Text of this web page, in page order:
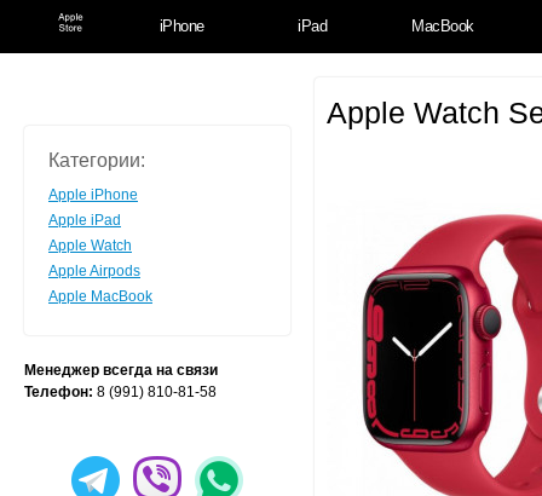
iPhone iPad MacBook
Категории:
Apple iPhone
Apple iPad
Apple Watch
Apple Airpods
Apple MacBook
Менеджер всегда на связи
Телефон: 8 (991) 810-81-58
Apple Watch